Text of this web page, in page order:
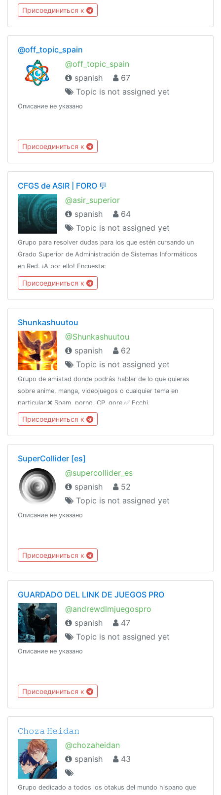
Hhttps://t.me/joinchat/NkkhNReEkUyrND1ZYw75dQCanal del
grupohttps://t.me/joinchat/AAAAAFSP47F2cBO5WBSHqQ
Присоединиться к
@off_topic_spain
@off_topic_spain
spanish
67
Topic is not assigned yet
Описание не указано
Присоединиться к
CFGS de ASIR | FORO 💬
@asir_superior
spanish
64
Topic is not assigned yet
Grupo para resolver dudas para los que estén cursando un
Grado Superior de Administración de Sistemas Informáticos
en Red. ¡A por ello! Encuesta:
https://t.me/asir_superior/6463
Присоединиться к
Shunkashuutou
@Shunkashuutou
spanish
62
Topic is not assigned yet
Grupo de amistad donde podrás hablar de lo que quieras
sobre anime, manga, videojuegos o cualquier tema en
particular.❌ Spam, porno, CP, gore.✅ Ecchi.
Присоединиться к
SuperCollider [es]
@supercollider_es
spanish
52
Topic is not assigned yet
Описание не указано
Присоединиться к
GUARDADO DEL LINK DE JUEGOS PRO
@andrewdlmjuegospro
spanish
47
Topic is not assigned yet
Описание не указано
Присоединиться к
𝙲𝚑𝚘𝚣𝚊 𝙷𝚎𝚒𝚍𝚊𝚗
@chozaheidan
spanish
43
Grupo dedicado a todos los otakus del mundo hispano que